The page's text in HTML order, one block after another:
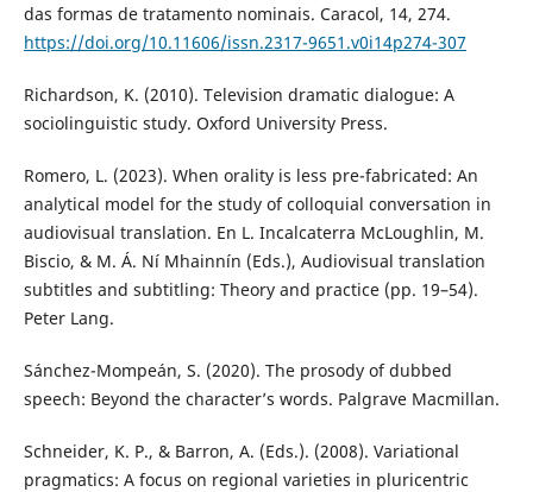
das formas de tratamento nominais. Caracol, 14, 274.
https://doi.org/10.11606/issn.2317-9651.v0i14p274-307
Richardson, K. (2010). Television dramatic dialogue: A
sociolinguistic study. Oxford University Press.
Romero, L. (2023). When orality is less pre-fabricated: An
analytical model for the study of colloquial conversation in
audiovisual translation. En L. Incalcaterra McLoughlin, M.
Biscio, & M. Á. Ní Mhainnín (Eds.), Audiovisual translation
subtitles and subtitling: Theory and practice (pp. 19–54).
Peter Lang.
Sánchez-Mompeán, S. (2020). The prosody of dubbed
speech: Beyond the character’s words. Palgrave Macmillan.
Schneider, K. P., & Barron, A. (Eds.). (2008). Variational
pragmatics: A focus on regional varieties in pluricentric